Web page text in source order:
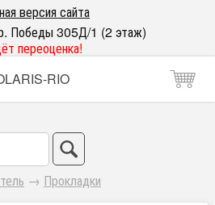
версия сайта
Победы 305Д/1 (2 этаж)
переоценка!
RIO
→ Прокладки